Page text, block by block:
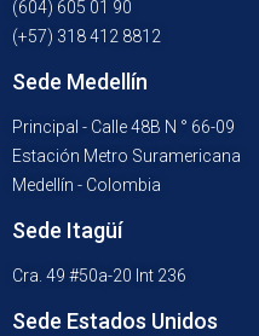
(604) 605 01 90
(+57) 318 412 8812
Sede Medellín
Principal - Calle 48B N ° 66-09
Estación Metro Suramericana
Medellín - Colombia
Sede Itagüí
Cra. 49 #50a-20 Int 236
Sede Estados Unidos